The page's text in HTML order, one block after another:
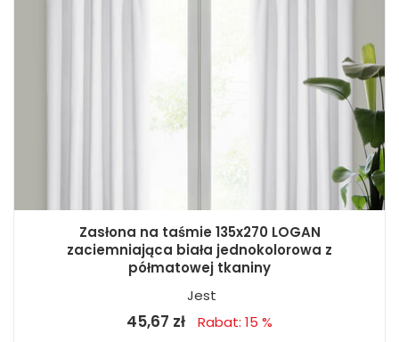
Zasłona na taśmie 135x270 LOGAN
zaciemniająca biała jednokolorowa z
półmatowej tkaniny
Jest
45,67 zł Rabat: 15 %